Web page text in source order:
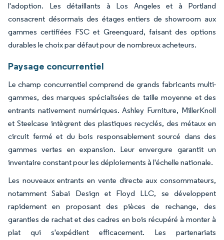
l'adoption. Les détaillants à Los Angeles et à Portland
consacrent désormais des étages entiers de showroom aux
gammes certifiées FSC et Greenguard, faisant des options
durables le choix par défaut pour de nombreux acheteurs.
Paysage concurrentiel
Le champ concurrentiel comprend de grands fabricants multi-
gammes, des marques spécialisées de taille moyenne et des
entrants nativement numériques. Ashley Furniture, MillerKnoll
et Steelcase intègrent des plastiques recyclés, des métaux en
circuit fermé et du bois responsablement sourcé dans des
gammes vertes en expansion. Leur envergure garantit un
inventaire constant pour les déploiements à l'échelle nationale.
Les nouveaux entrants en vente directe aux consommateurs,
notamment Sabai Design et Floyd LLC, se développent
rapidement en proposant des pièces de rechange, des
garanties de rachat et des cadres en bois récupéré à monter à
plat qui s'expédient efficacement. Les partenariats